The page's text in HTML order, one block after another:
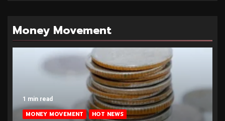
Money Movement
1 min read
MONEY MOVEMENT HOT NEWS